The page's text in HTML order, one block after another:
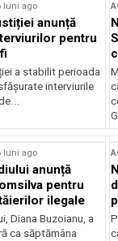
luni ago
anunță
pentru
a stabilit perioada
interviurile
luni ago
anunță
pentru
ilegale
Diana Buzoianu, a
ca săptămâna